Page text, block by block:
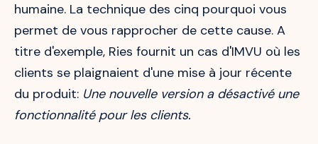
humaine. La technique des cinq pourquoi vous
permet de vous rapprocher de cette cause. A
titre d'exemple, Ries fournit un cas d'IMVU où les
clients se plaignaient d'une mise à jour récente
du produit: Une nouvelle version a désactivé une
fonctionnalité pour les clients.